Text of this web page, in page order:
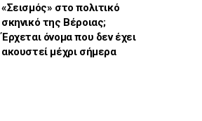
«Σεισμός» στο πολιτικό
σκηνικό της Βέροιας;
Έρχεται όνομα που δεν έχει
ακουστεί μέχρι σήμερα